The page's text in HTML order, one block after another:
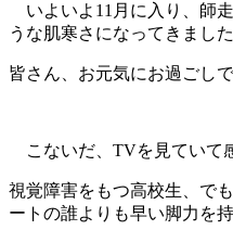
いよいよ11月に入り、師
うな肌寒さになってきました
皆さん、お元気にお過ごしで
こないだ、TVを見ていて
視覚障害をもつ高校生、で
ートの誰よりも早い脚力を